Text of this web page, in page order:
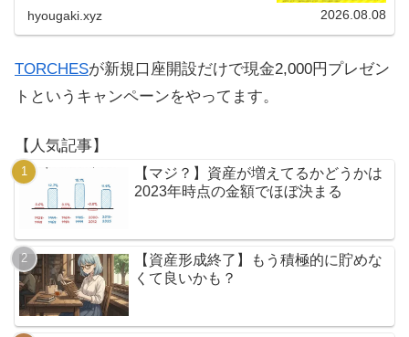
hyougaki.xyz 2026.08.08
TORCHESが新規口座開設だけで現金2,000円プレゼン
トというキャンペーンをやってます。
【人気記事】
【マジ？】資産が増えてるかどうかは
2023年時点の金額でほぼ決まる
【資産形成終了】もう積極的に貯めな
くて良いかも？